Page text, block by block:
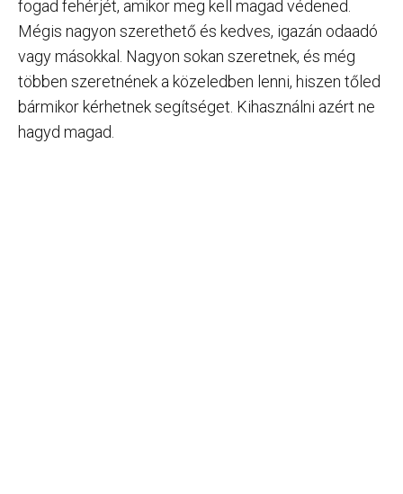
fogad fehérjét, amikor meg kell magad védened.
Mégis nagyon szerethető és kedves, igazán odaadó
vagy másokkal. Nagyon sokan szeretnek, és még
többen szeretnének a közeledben lenni, hiszen tőled
bármikor kérhetnek segítséget. Kihasználni azért ne
hagyd magad.